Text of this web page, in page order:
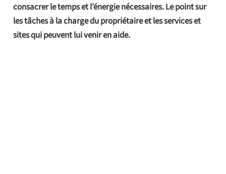
consacrer le temps et l’énergie nécessaires. Le point sur
les tâches à la charge du propriétaire et les services et
sites qui peuvent lui venir en aide.